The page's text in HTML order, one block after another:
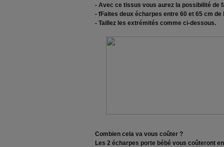
- Avec ce tissus vous aurez la possibilité de
- fFaites deux écharpes entre 60 et 65 cm de
- Taillez les extrémités comme ci-dessous.
Combien cela va vous coûter ?
Les 2 écharpes porte bébé vous coûteront